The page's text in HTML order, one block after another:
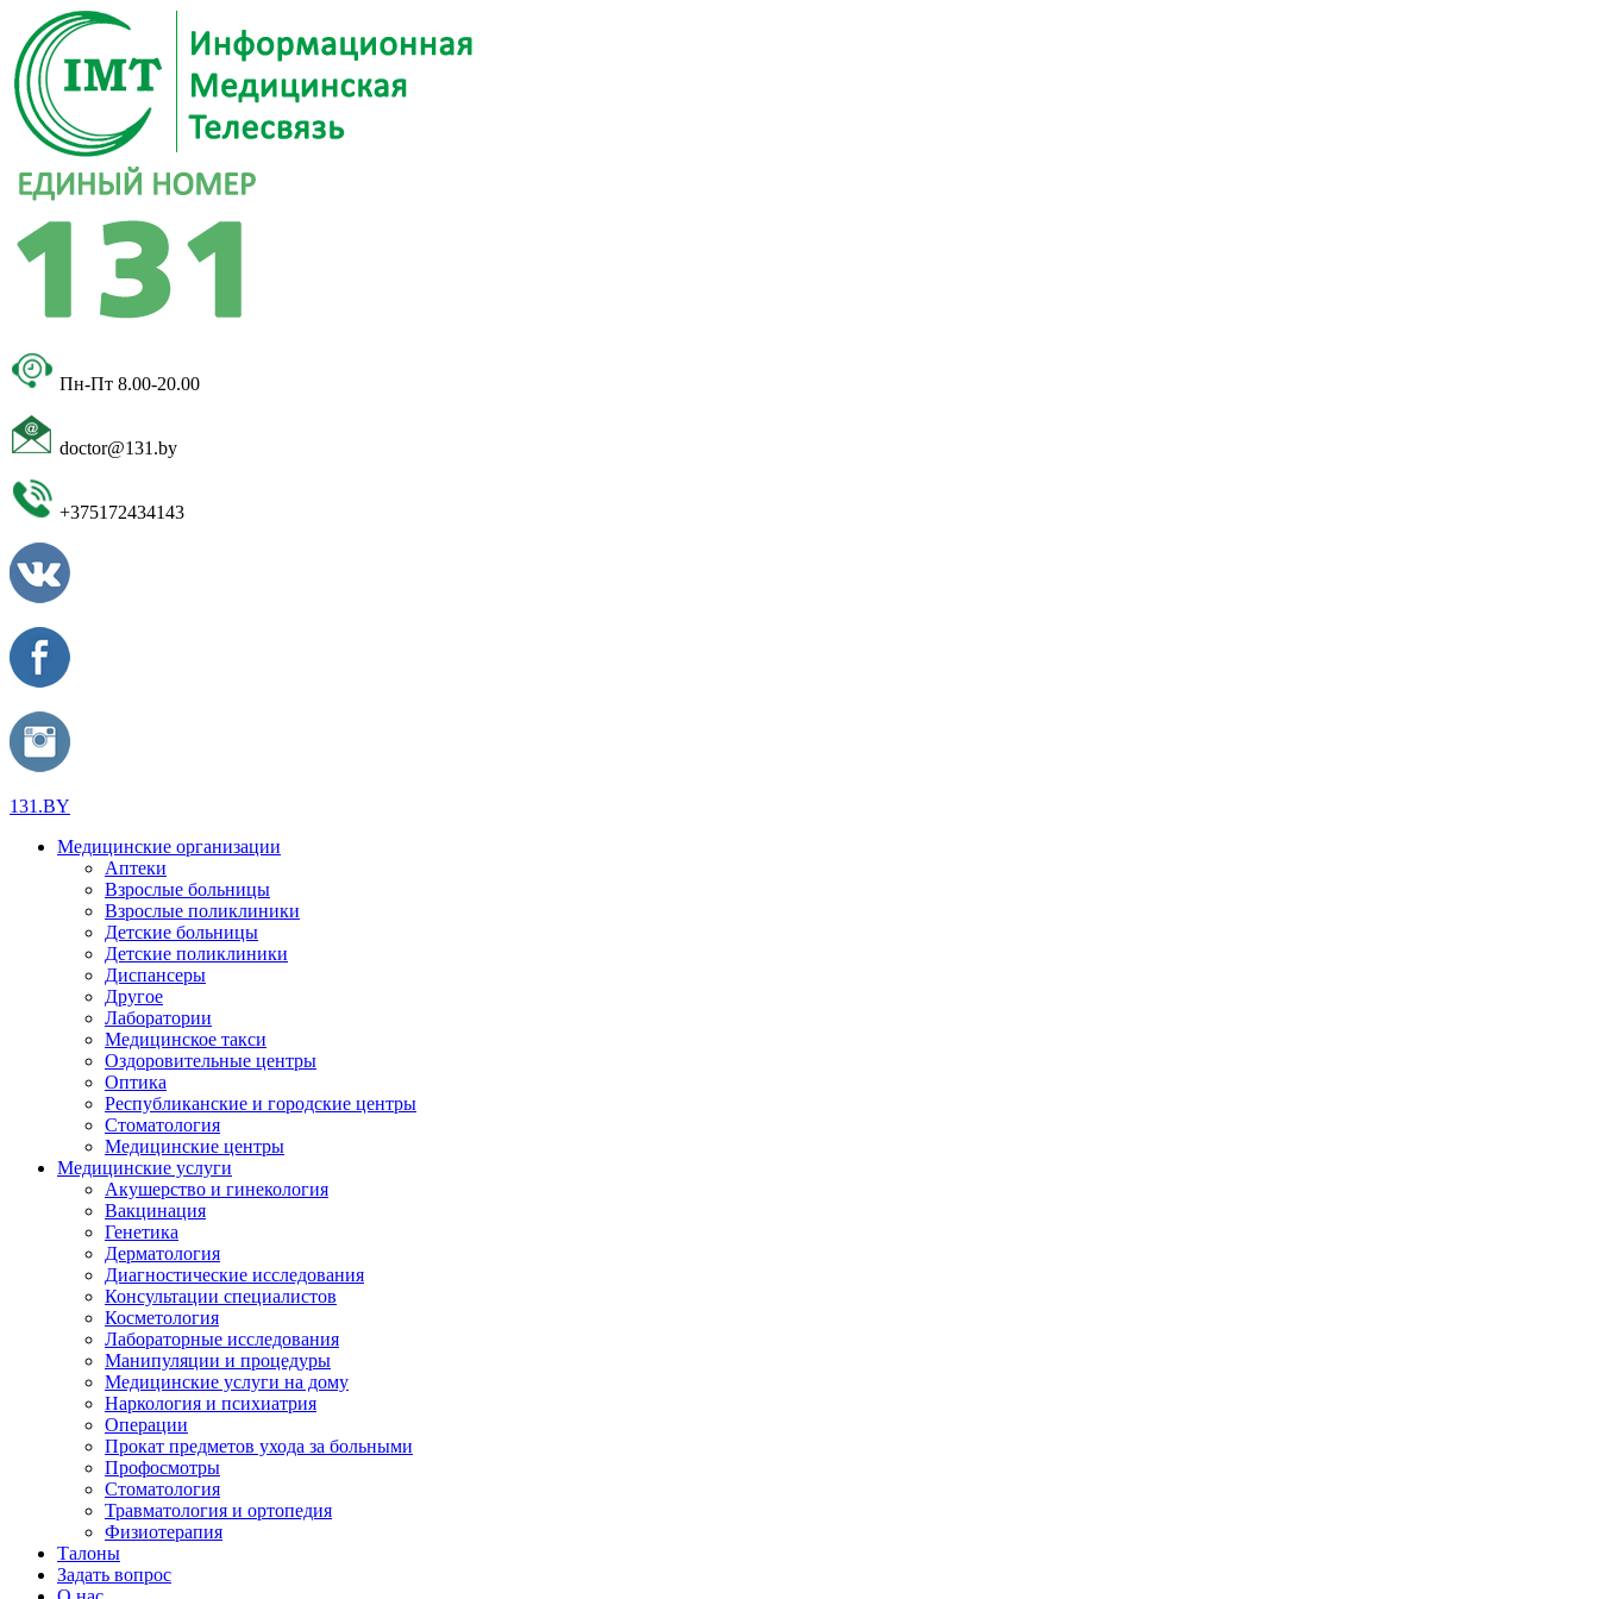
Пн-Пт 8.00-20.00
doctor@131.by
+375172434143
131.BY
Медицинские организации
Аптеки
Взрослые больницы
Взрослые поликлиники
Детские больницы
Детские поликлиники
Диспансеры
Другое
Лаборатории
Медицинское такси
Оздоровительные центры
Оптика
Республиканские и городские центры
Стоматология
Медицинские центры
Медицинские услуги
Акушерство и гинекология
Вакцинация
Генетика
Дерматология
Диагностические исследования
Консультации специалистов
Косметология
Лабораторные исследования
Манипуляции и процедуры
Медицинские услуги на дому
Наркология и психиатрия
Операции
Прокат предметов ухода за больными
Профосмотры
Стоматология
Травматология и ортопедия
Физиотерапия
Талоны
Задать вопрос